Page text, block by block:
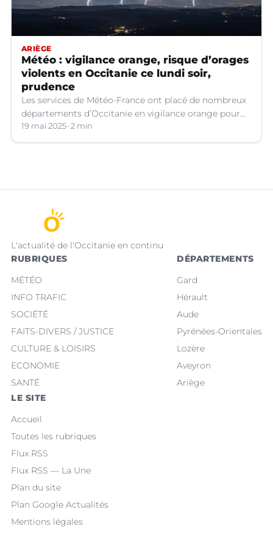
ARIÈGE
Météo : vigilance orange, risque d’orages
violents en Occitanie ce lundi soir,
prudence
Les services de Météo-France ont placé de nombreux
départements d’Occitanie en vigilance orange pour
les orages violents.
19 mai 2025 2 min
L'actualité de l'Occitanie en continu
RUBRIQUES
MÉTÉO
INFO TRAFIC
SOCIÉTÉ
FAITS-DIVERS / JUSTICE
CULTURE & LOISIRS
ECONOMIE
SANTÉ
DÉPARTEMENTS
Gard
Hérault
Aude
Pyrénées-Orientales
Lozère
Aveyron
Ariège
LE SITE
Accueil
Toutes les rubriques
Flux RSS
Flux RSS — La Une
Plan du site
Plan Google Actualités
Mentions légales